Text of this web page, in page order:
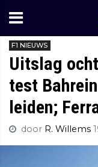
F1 NIEUWS
Uitslag
test
leiden;
door R. Willems